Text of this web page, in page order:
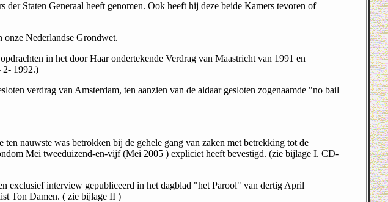
Staten Generaal heeft genomen. Ook heeft hij deze beide Kamers tevoren of
onze Nederlandse Grondwet.
in het door Haar onder­tekende Verdrag van Maastricht van 1991 en
2- 1992.)
verdrag van Amsterdam, ten aanzien van de aldaar gesloten zogenaamde "no bail
nauwste was betrokken bij de gehele gang van zaken met betrekking tot de
Mei tweeduizend-en-vijf (Mei 2005 ) expliciet heeft bevestigd. (zie bijlage I. CD-
exclusief interview gepu­bliceerd in het dagblad "het Parool" van dertig April
Ton Damen. ( zie bijlage II )